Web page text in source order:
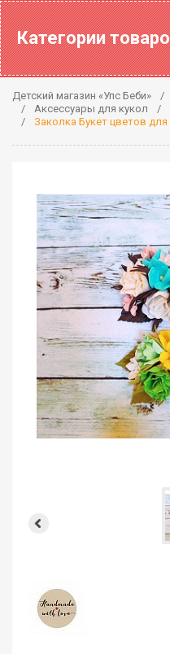
Категории
Детский магазин «Упс Беби»
Аксессуары для кукол
Заколка Букет цветов для